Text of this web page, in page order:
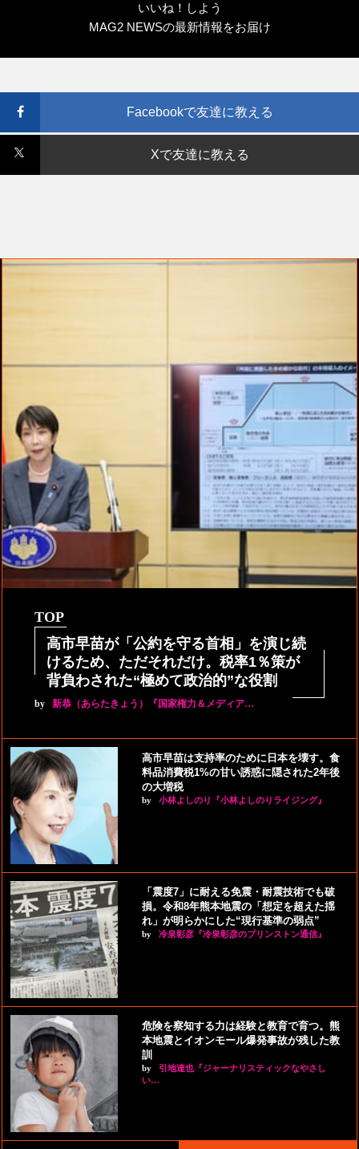
いいね！しよう
MAG2 NEWSの最新情報をお届け
Facebookで友達に教える
Xで友達に教える
TOP
高市早苗が「公約を守る首相」を演じ続
けるため、ただそれだけ。税率1％策が
背負わされた“極めて政治的”な役割
by 新恭（あらたきょう）『国家権力＆メディア…
高市早苗は支持率のために日本を壊す。食
料品消費税1%の甘い誘惑に隠された2年後
の大増税
by 小林よしのり『小林よしのりライジング』
「震度7」に耐える免震・耐震技術でも破
損。令和8年熊本地震の「想定を超えた揺
れ」が明らかにした“現行基準の弱点”
by 冷泉彰彦『冷泉彰彦のプリンストン通信』
危険を察知する力は経験と教育で育つ。熊
本地震とイオンモール爆発事故が残した教
訓
by
引地達也『ジャーナリスティックなやさし
い…